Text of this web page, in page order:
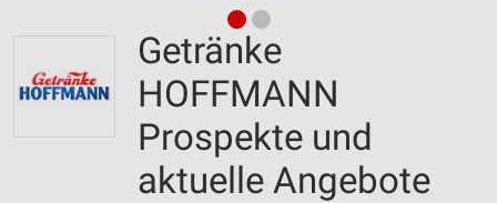
Getränke
HOFFMANN
Prospekte und
aktuelle Angebote